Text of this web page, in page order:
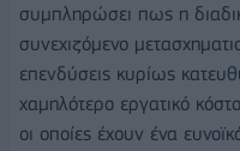
συμπληρώσει πως η
συνεχιζόμενο
επενδύσεις κυρίως
χαμηλότερο εργατικό
οι οποίες έχουν ένα